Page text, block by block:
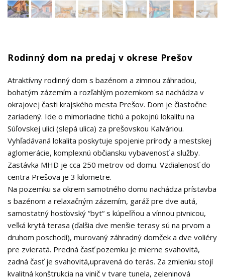
Rodinný dom na predaj v okrese Prešov
Atraktívny rodinný dom s bazénom a zimnou záhradou,
bohatým zázemím a rozľahlým pozemkom sa nachádza v
okrajovej časti krajského mesta Prešov. Dom je čiastočne
zariadený. Ide o mimoriadne tichú a pokojnú lokalitu na
Súľovskej ulici (slepá ulica) za prešovskou Kalváriou.
Vyhľadávaná lokalita poskytuje spojenie prírody a mestskej
aglomerácie, komplexnú občiansku vybavenosť a služby.
Zastávka MHD je cca 250 metrov od domu. Vzdialenosť do
centra Prešova je 3 kilometre.
Na pozemku sa okrem samotného domu nachádza prístavba
s bazénom a relaxačným zázemím, garáž pre dve autá,
samostatný hosťovský “byt“ s kúpeľňou a vínnou pivnicou,
veľká krytá terasa (ďalšia dve menšie terasy sú na prvom a
druhom poschodí), murovaný záhradný domček a dve voliéry
pre zvieratá. Predná časť pozemku je mierne svahovitá,
zadná časť je svahovitá,upravená do terás. Za zmienku stojí
kvalitná konštrukcia na vinič v tvare tunela, zeleninová